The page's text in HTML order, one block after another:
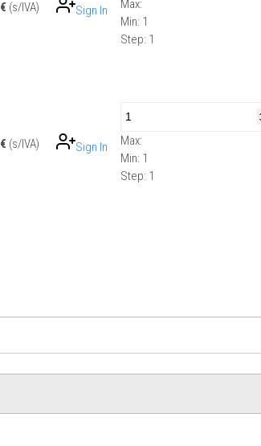
€ (s/IVA) Sign In
Max:
Min: 1
Step: 1
€ (s/IVA) Sign In
Max:
Min: 1
Step: 1